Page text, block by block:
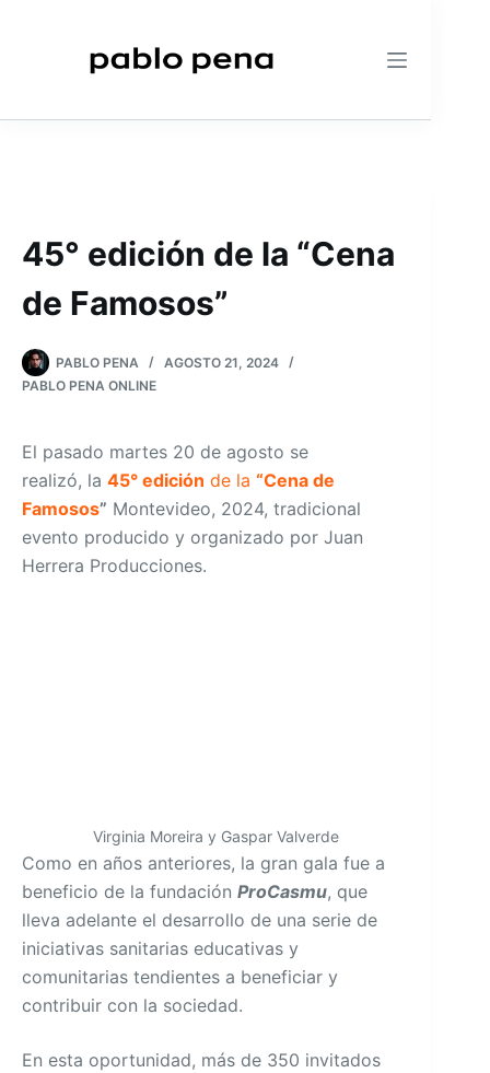
45° edición de la “Cena
de Famosos”
PABLO PENA
AGOSTO 21, 2024
PABLO PENA ONLINE
El pasado martes 20 de agosto se
realizó, la 45° edición de la “Cena de
Famosos” Montevideo, 2024, tradicional
evento producido y organizado por Juan
Herrera Producciones.
Virginia Moreira y Gaspar Valverde
Como en años anteriores, la gran gala fue a
beneficio de la fundación ProCasmu, que
lleva adelante el desarrollo de una serie de
iniciativas sanitarias educativas y
comunitarias tendientes a beneficiar y
contribuir con la sociedad.
En esta oportunidad, más de 350 invitados